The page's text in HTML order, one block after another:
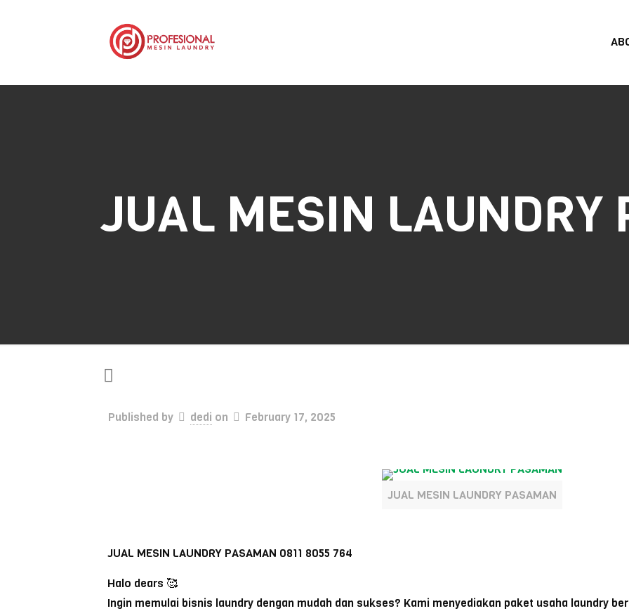
JUAL MESIN LAUNDRY
Published by dedi on February 17, 2025
JUAL MESIN LAUNDRY PASAMAN
JUAL MESIN LAUNDRY PASAMAN 0811 8055 764
Halo dears 🥰
Ingin memulai bisnis laundry dengan mudah dan sukses? Kami menyediakan paket usaha laundry